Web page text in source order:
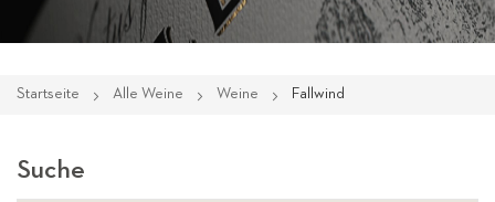
Startseite Alle Weine Weine Fallwind
Suche